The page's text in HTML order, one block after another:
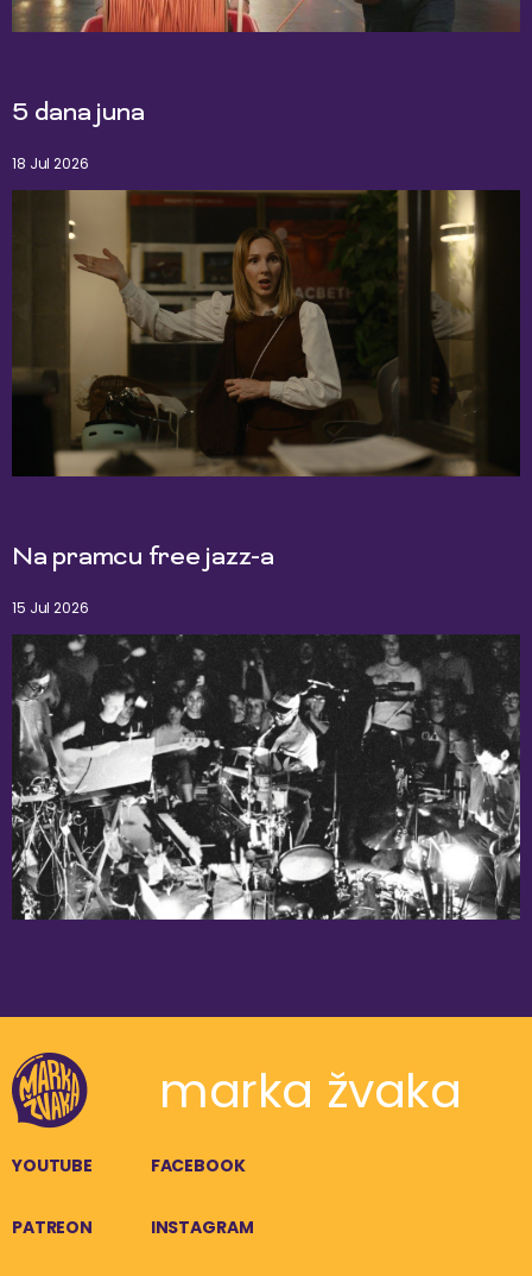
5 dana juna
18 Jul 2026
Na pramcu free jazz-a
15 Jul 2026
marka žvaka
YOUTUBE FACEBOOK
PATREON INSTAGRAM